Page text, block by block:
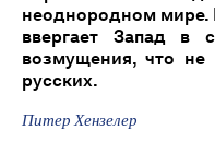
неоднородном мире.
ввергает Запад в
возмущения, что не
русских.
Питер Хензелер